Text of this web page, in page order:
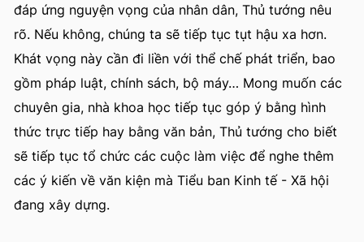
đáp ứng nguyện vọng của nhân dân, Thủ tướng nêu
rõ. Nếu không, chúng ta sẽ tiếp tục tụt hậu xa hơn.
Khát vọng này cần đi liền với thể chế phát triển, bao
gồm pháp luật, chính sách, bộ máy… Mong muốn các
chuyên gia, nhà khoa học tiếp tục góp ý bằng hình
thức trực tiếp hay bằng văn bản, Thủ tướng cho biết
sẽ tiếp tục tổ chức các cuộc làm việc để nghe thêm
các ý kiến về văn kiện mà Tiểu ban Kinh tế - Xã hội
đang xây dựng.